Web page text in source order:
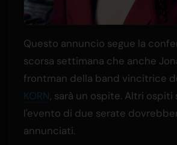
Questo annuncio segue la
scorsa settimana che anche
frontman della band vincitrice
KORN, sarà un ospite. Altri
l'evento di due serate
annunciati.